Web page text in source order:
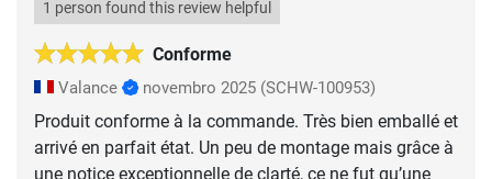
Conforme
1 person found this review helpful
Valance novembro 2025 (SCHW-100953)
Produit conforme à la commande. Très bien emballé et
arrivé en parfait état. Un peu de montage mais grâce à
une notice exceptionnelle de clarté, ce ne fut qu’une